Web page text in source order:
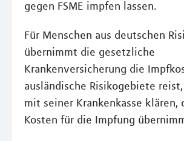
gegen FSME impfen lassen.
Für Menschen aus deutschen
übernimmt die gesetzliche
Krankenversicherung die
ausländische Risikogebiete
mit seiner Krankenkasse klären,
Kosten für die Impfung